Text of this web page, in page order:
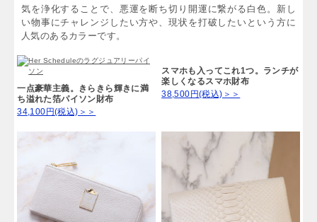
気を浄化することで、悪運を断ち切り開運に繋がる白色。新し
い物事にチャレンジしたい方や、現状を打破したいという方に
人気のあるカラーです。
一点豪華主義。きらきら輝きに満
ち溢れた箔パイソン財布
34,100円(税込)＞＞
スマホも入ってこれ1つ。ランチが
楽しくなるスマホ財布